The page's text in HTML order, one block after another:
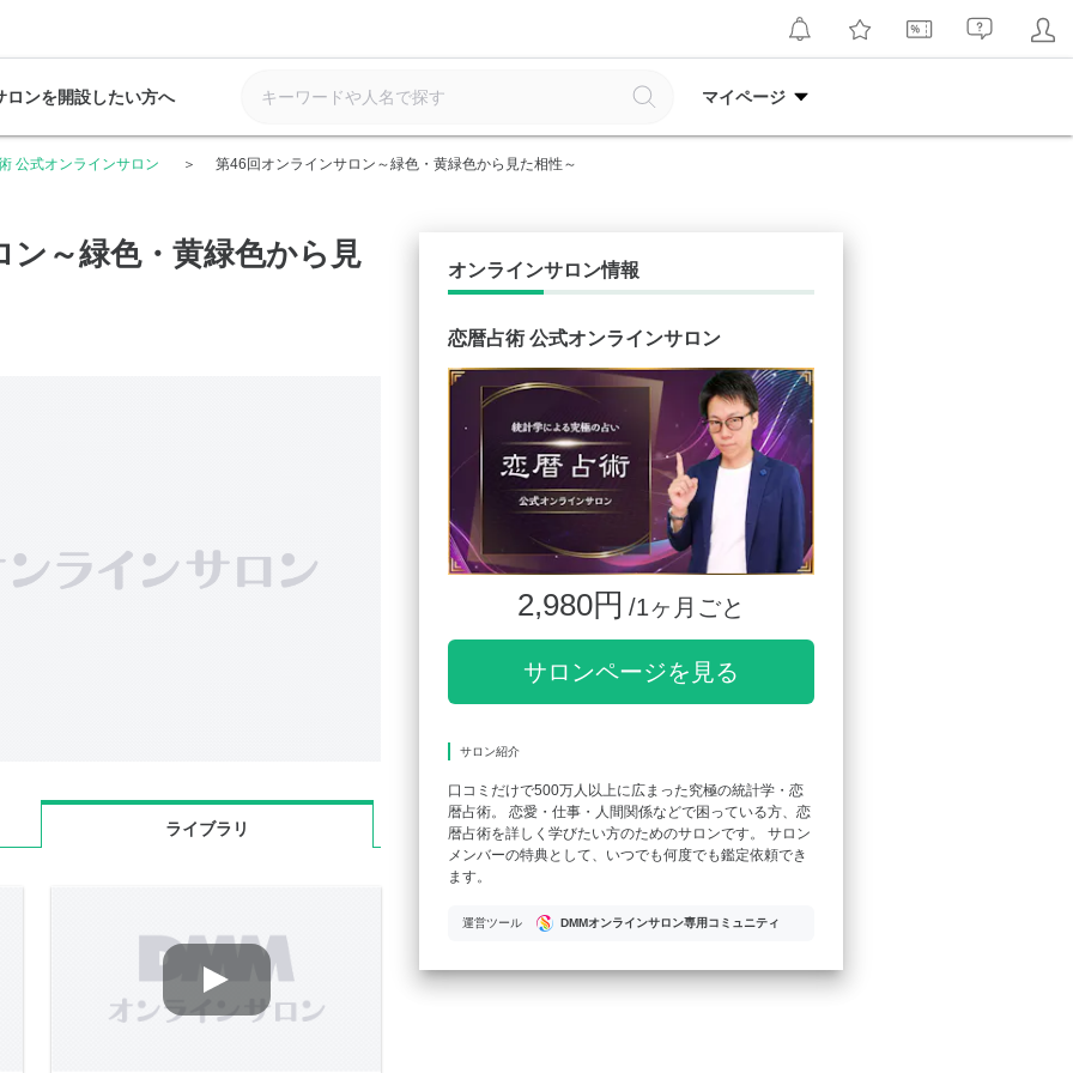
ロンを開設したい方へ マイページ
公式オンラインサロン 第46回オンラインサロン～緑色・黄緑色から見た相性～
～緑色・黄緑色から見
ライブラリ
オンラインサロン情報
恋暦占術 公式オンラインサロン
2,980円 /1ヶ月ごと
サロンページを見る
サロン紹介
口コミだけで500万人以上に広まった究極の統計学・恋
暦占術。 恋愛・仕事・人間関係などで困っている方、恋
暦占術を詳しく学びたい方のためのサロンです。 サロン
メンバーの特典として、いつでも何度でも鑑定依頼でき
ます。
運営ツール DMMオンラインサロン専用コミュニティ